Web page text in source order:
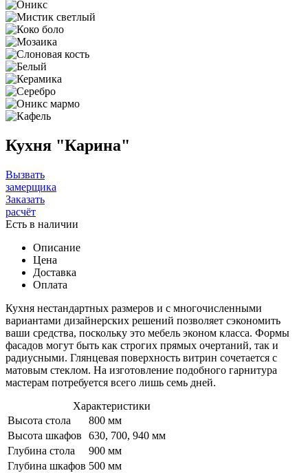
Кухня "Карина"
Вызвать
замерщика
Заказать
расчёт
Есть в наличии
Описание
Цена
Доставка
Оплата
Кухня нестандартных размеров и с многочисленными
вариантами дизайнерских решений позволяет сэкономить
ваши средства, поскольку это мебель эконом класса. Формы
фасадов могут быть как строгих прямых очертаний, так и
радиусными. Глянцевая поверхность витрин сочетается с
матовым стеклом. На изготовление подобного гарнитура
мастерам потребуется всего лишь семь дней.
Характеристики
Высота стола
800 мм
Высота шкафов
630, 700, 940 мм
Глубина стола
900 мм
Глубина шкафов 500 мм